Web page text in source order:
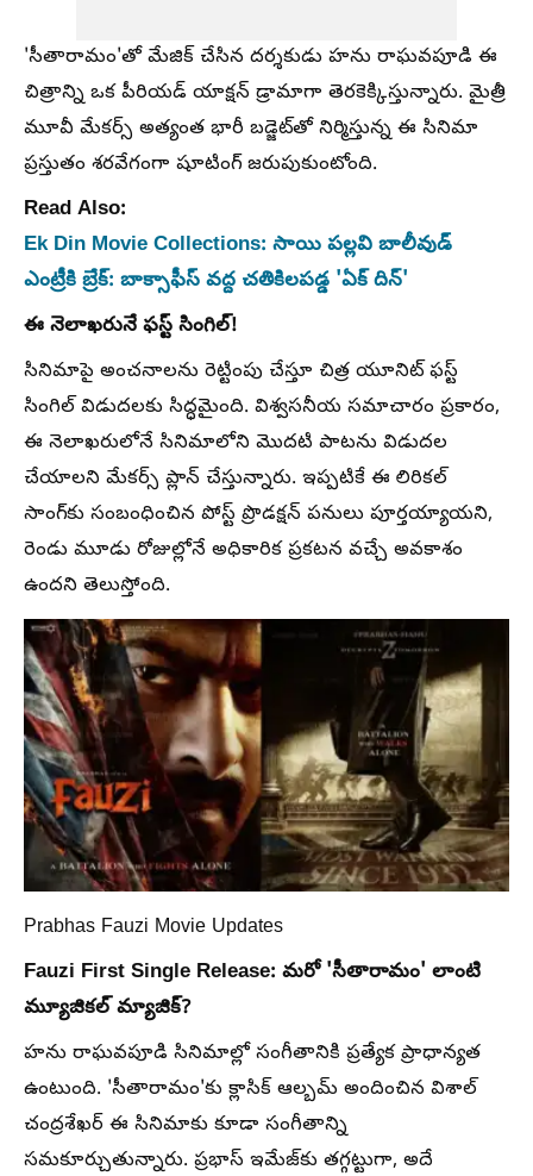
'సీతారామం'తో మేజిక్ చేసిన దర్శకుడు హను రాఘవపూడి ఈ
చిత్రాన్ని ఒక పీరియడ్ యాక్షన్ డ్రామాగా తెరకెక్కిస్తున్నారు. మైత్రీ
మూవీ మేకర్స్ అత్యంత భారీ బడ్జెట్‌తో నిర్మిస్తున్న ఈ సినిమా
ప్రస్తుతం శరవేగంగా షూటింగ్ జరుపుకుంటోంది.
Read Also:
Ek Din Movie Collections: సాయి పల్లవి బాలీవుడ్
ఎంట్రీకి బ్రేక్: బాక్సాఫీస్ వద్ద చతికిలపడ్డ 'ఏక్ దిన్'
ఈ నెలాఖరునే ఫస్ట్ సింగిల్!
సినిమాపై అంచనాలను రెట్టింపు చేస్తూ చిత్ర యూనిట్ ఫస్ట్
సింగిల్ విడుదలకు సిద్ధమైంది. విశ్వసనీయ సమాచారం ప్రకారం,
ఈ నెలాఖరులోనే సినిమాలోని మొదటి పాటను విడుదల
చేయాలని మేకర్స్ ప్లాన్ చేస్తున్నారు. ఇప్పటికే ఈ లిరికల్
సాంగ్‌కు సంబంధించిన పోస్ట్ ప్రొడక్షన్ పనులు పూర్తయ్యాయని,
రెండు మూడు రోజుల్లోనే అధికారిక ప్రకటన వచ్చే అవకాశం
ఉందని తెలుస్తోంది.
Prabhas Fauzi Movie Updates
Fauzi First Single Release: మరో 'సీతారామం' లాంటి
మ్యూజికల్ మ్యాజిక్?
హను రాఘవపూడి సినిమాల్లో సంగీతానికి ప్రత్యేక ప్రాధాన్యత
ఉంటుంది. 'సీతారామం'కు క్లాసిక్ ఆల్బమ్ అందించిన విశాల్
చంద్రశేఖర్ ఈ సినిమాకు కూడా సంగీతాన్ని
సమకూర్చుతున్నారు. ప్రభాస్ ఇమేజ్‌కు తగ్గట్టుగా, అదే